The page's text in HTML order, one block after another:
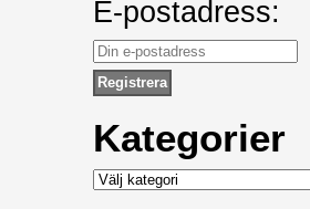
E-postadress:
Kategorier
Kategorier